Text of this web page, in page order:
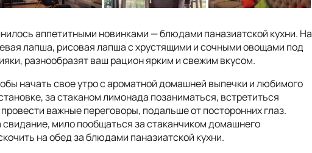
аппетитными новинками — блюдами паназиатской кухни. На
лапша, рисовая лапша с хрустящими и сочными овощами под
разнообразят ваш рацион ярким и свежим вкусом.
начать свое утро с ароматной домашней выпечки и любимого
за стаканом лимонада позаниматься, встретиться
важные переговоры, подальше от посторонних глаз.
свидание, мило пообщаться за стаканчиком домашнего
на обед за блюдами паназиатской кухни.